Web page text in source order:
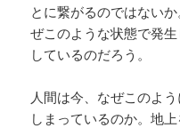
とに繋がるのではない
ぜこのような状態で発
しているのだろう。
人間は今、なぜこのよ
しまっているのか。地